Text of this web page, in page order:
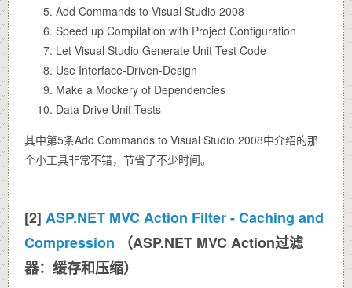
Add Commands to Visual Studio 2008
Speed up Compilation with Project Configuration
Let Visual Studio Generate Unit Test Code
Use Interface-Driven-Design
Make a Mockery of Dependencies
Data Drive Unit Tests
其中第5条Add Commands to Visual Studio 2008中介绍的那
个小工具非常不错，节省了不少时间。
[2] ASP.NET MVC Action Filter - Caching and
Compression （ASP.NET MVC Action过滤
器：缓存和压缩）